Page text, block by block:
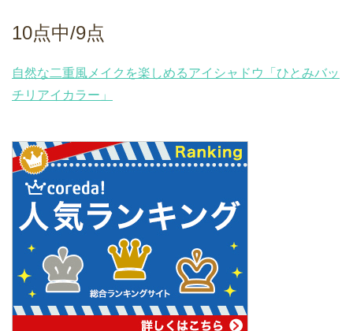
10点中/9点
自然な二重風メイクを楽しめるアイシャドウ「ひとみバッ
チリアイカラー」